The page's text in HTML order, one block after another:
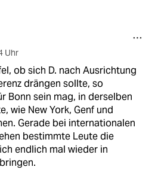
Uhr
ob sich D. nach Ausrichtung
drängen sollte, so
Bonn sein mag, in derselben
wie New York, Genf und
Gerade bei internationalen
bestimmte Leute die
endlich mal wieder in